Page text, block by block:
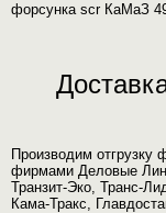
форсунка scr КаМаЗ
Производим отгрузку
фирмами Деловые
Транзит-Эко, Транс-
Кама-Тракс,